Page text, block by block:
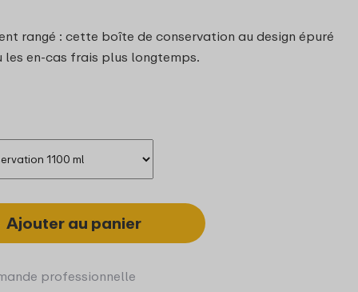
rangé : cette boîte de conservation au design épuré
les en-cas frais plus longtemps.
Ajouter au panier
professionnelle